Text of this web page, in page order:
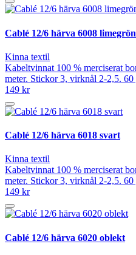
Cablé 12/6 härva 6008 limegrön
Kinna textil
Kabeltvinnat 100 % merciserat
meter. Stickor 3, virknål 2-2,5. 60
149 kr
Cablé 12/6 härva 6018 svart
Kinna textil
Kabeltvinnat 100 % merciserat
meter. Stickor 3, virknål 2-2,5. 60
149 kr
Cablé 12/6 härva 6020 oblekt